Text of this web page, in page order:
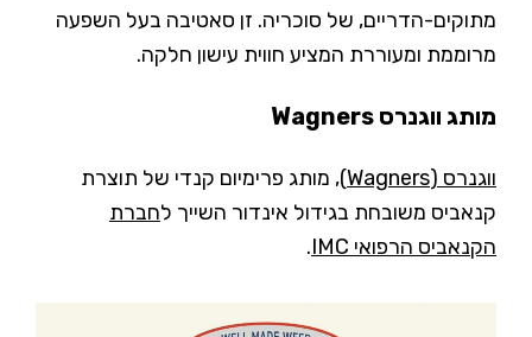
מתוקים-הדריים, של סוכריה. זן סאטיבה בעל השפעה
מרוממת ומעוררת המציע חווית עישון חלקה.
מותג ווגנרס Wagners
ווגנרס (Wagners)
, מותג פרימיום קנדי של תוצרת
קנאביס משובחת בגידול אינדור השייך לחברת
הקנאביס הרפואי IMC
.